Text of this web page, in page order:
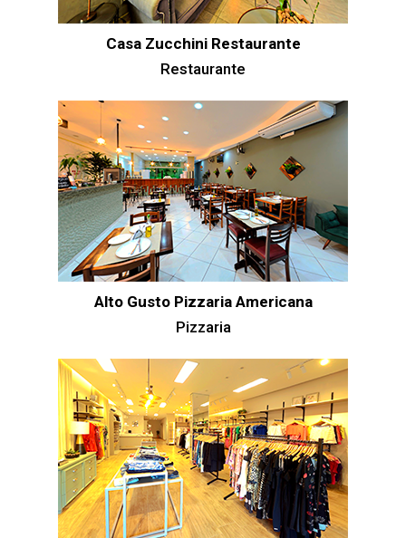
Casa Zucchini Restaurante
Restaurante
Alto Gusto Pizzaria Americana
Pizzaria